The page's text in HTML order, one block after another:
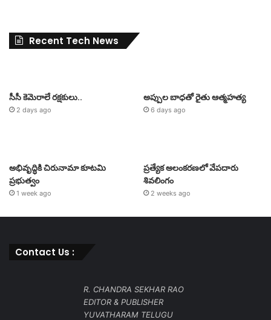
Recent Tech News
సీసీ కెమెరాలే రక్షకులు..
2 days ago
అప్పుల బాధతో రైతు ఆత్మహత్య
6 days ago
అభివృద్ధికి చిరునామా కూటమి
ప్రభుత్వం
1 week ago
ప్రత్యేక అలంకరణలో వేపదారు
శివలింగం
2 weeks ago
Contact Us :
R. CHANDRA SEKHAR RAO
EDITOR & PUBLISHER
YUVATHARAM TELUGU